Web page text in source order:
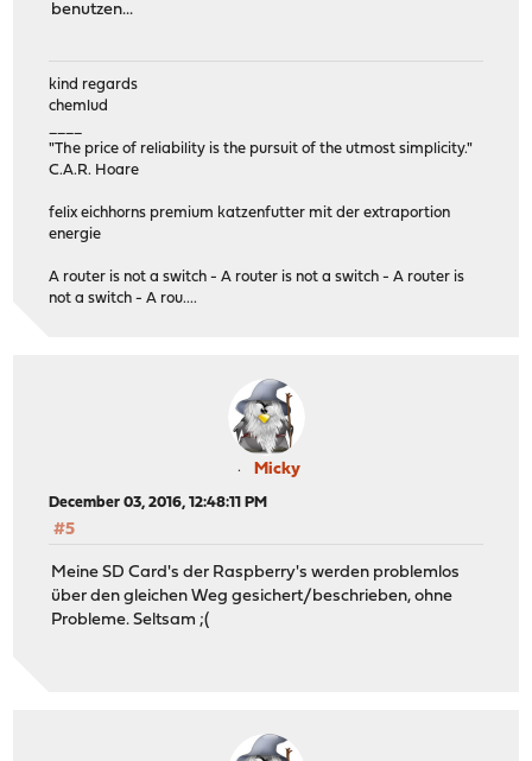
benutzen...
kind regards
chemlud
"The price of reliability is the pursuit of the utmost simplicity."
C.A.R. Hoare
felix eichhorns premium katzenfutter mit der extraportion
energie
A router is not a switch - A router is not a switch - A router is
not a switch - A rou....
Micky
December 03, 2016, 12:48:11 PM
#5
Meine SD Card's der Raspberry's werden problemlos
über den gleichen Weg gesichert/beschrieben, ohne
Probleme. Seltsam ;(